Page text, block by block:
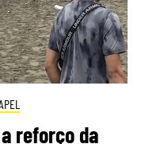
reforço da